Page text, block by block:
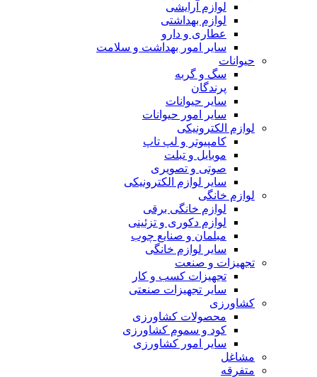
لوازم آرایشی
لوازم بهداشتی
عطاری و دارو
سایر امور بهداشت و سلامت
حیوانات
سگ و گربه
پرندگان
سایر حیوانات
سایر امور حیوانات
لوازم الکترونیکی
کامپیوتر و لپ تاپ
موبایل و تبلت
صوتی و تصویری
سایر لوازم الکترونیکی
لوازم خانگی
لوازم خانگی برقی
لوازم دکوری و تزئینی
مبلمان و صنایع چوب
سایر لوازم خانگی
تجهیزات و صنعت
تجهیزات کسب و کار
سایر تجهیزات صنعتی
کشاورزی
محصولات کشاورزی
کود و سموم کشاورزی
سایر امور کشاورزی
مشاغل
متفرقه